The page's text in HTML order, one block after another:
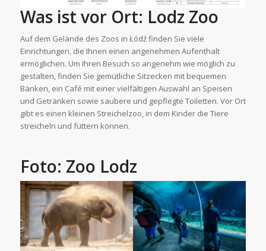
Was ist vor Ort: Lodz Zoo
Auf dem Gelände des Zoos in Łódź finden Sie viele
Einrichtungen, die Ihnen einen angenehmen Aufenthalt
ermöglichen. Um Ihren Besuch so angenehm wie möglich zu
gestalten, finden Sie gemütliche Sitzecken mit bequemen
Bänken, ein Café mit einer vielfältigen Auswahl an Speisen
und Getränken sowie saubere und gepflegte Toiletten. Vor Ort
gibt es einen kleinen Streichelzoo, in dem Kinder die Tiere
streicheln und füttern können.
Foto: Zoo Lodz